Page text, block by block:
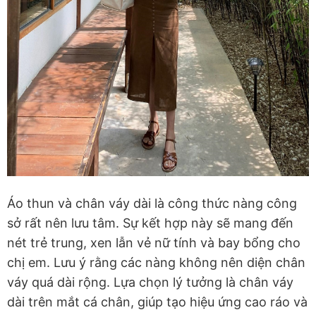
Áo thun và chân váy dài là công thức nàng công
sở rất nên lưu tâm. Sự kết hợp này sẽ mang đến
nét trẻ trung, xen lẫn vẻ nữ tính và bay bổng cho
chị em. Lưu ý rằng các nàng không nên diện chân
váy quá dài rộng. Lựa chọn lý tưởng là chân váy
dài trên mắt cá chân, giúp tạo hiệu ứng cao ráo và